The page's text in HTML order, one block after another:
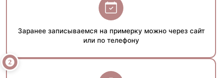
Заранее записываемся на примерку можно через сайт
или по телефону